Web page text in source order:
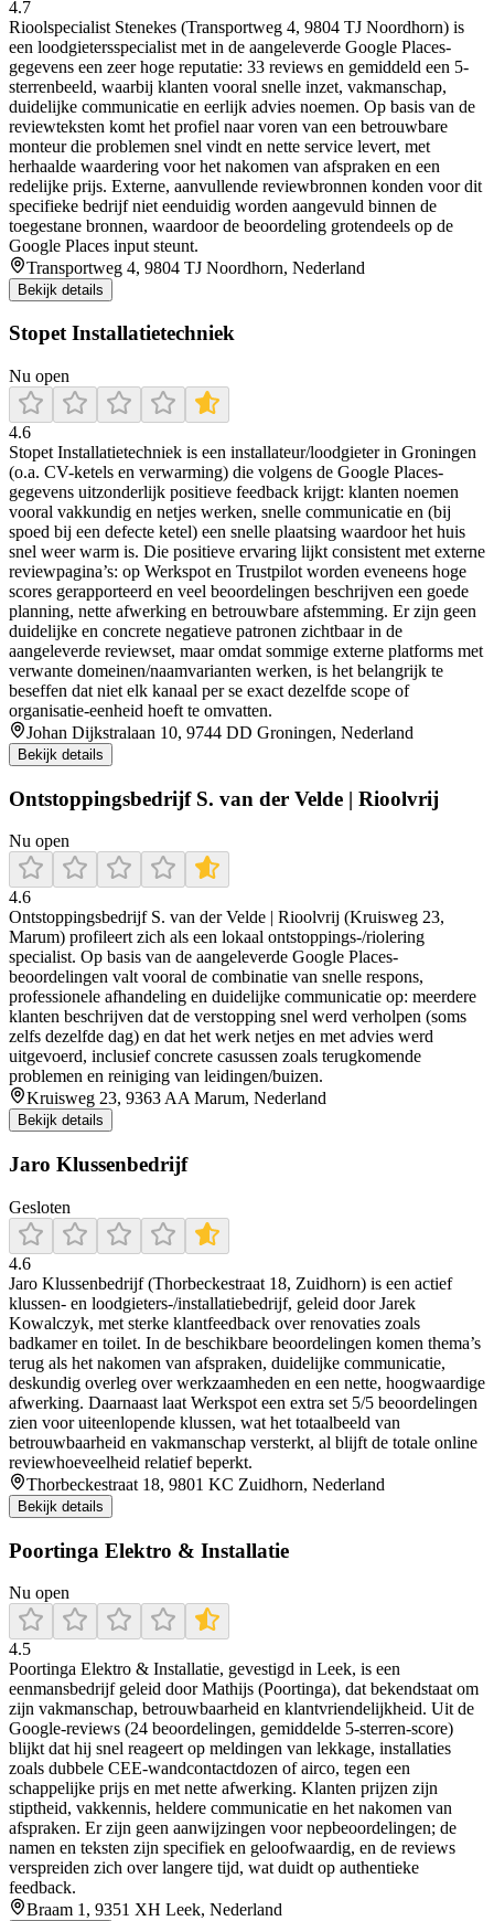
4.7
Rioolspecialist Stenekes (Transportweg 4, 9804 TJ Noordhorn) is
een loodgietersspecialist met in de aangeleverde Google Places-
gegevens een zeer hoge reputatie: 33 reviews en gemiddeld een 5-
sterrenbeeld, waarbij klanten vooral snelle inzet, vakmanschap,
duidelijke communicatie en eerlijk advies noemen. Op basis van de
reviewteksten komt het profiel naar voren van een betrouwbare
monteur die problemen snel vindt en nette service levert, met
herhaalde waardering voor het nakomen van afspraken en een
redelijke prijs. Externe, aanvullende reviewbronnen konden voor dit
specifieke bedrijf niet eenduidig worden aangevuld binnen de
toegestane bronnen, waardoor de beoordeling grotendeels op de
Google Places input steunt.
Transportweg 4, 9804 TJ Noordhorn, Nederland
Bekijk details
Stopet Installatietechniek
Nu open
4.6
Stopet Installatietechniek is een installateur/loodgieter in Groningen
(o.a. CV-ketels en verwarming) die volgens de Google Places-
gegevens uitzonderlijk positieve feedback krijgt: klanten noemen
vooral vakkundig en netjes werken, snelle communicatie en (bij
spoed bij een defecte ketel) een snelle plaatsing waardoor het huis
snel weer warm is. Die positieve ervaring lijkt consistent met externe
reviewpagina’s: op Werkspot en Trustpilot worden eveneens hoge
scores gerapporteerd en veel beoordelingen beschrijven een goede
planning, nette afwerking en betrouwbare afstemming. Er zijn geen
duidelijke en concrete negatieve patronen zichtbaar in de
aangeleverde reviewset, maar omdat sommige externe platforms met
verwante domeinen/naamvarianten werken, is het belangrijk te
beseffen dat niet elk kanaal per se exact dezelfde scope of
organisatie-eenheid hoeft te omvatten.
Johan Dijkstralaan 10, 9744 DD Groningen, Nederland
Bekijk details
Ontstoppingsbedrijf S. van der Velde | Rioolvrij
Nu open
4.6
Ontstoppingsbedrijf S. van der Velde | Rioolvrij (Kruisweg 23,
Marum) profileert zich als een lokaal ontstoppings-/riolering
specialist. Op basis van de aangeleverde Google Places-
beoordelingen valt vooral de combinatie van snelle respons,
professionele afhandeling en duidelijke communicatie op: meerdere
klanten beschrijven dat de verstopping snel werd verholpen (soms
zelfs dezelfde dag) en dat het werk netjes en met advies werd
uitgevoerd, inclusief concrete casussen zoals terugkomende
problemen en reiniging van leidingen/buizen.
Kruisweg 23, 9363 AA Marum, Nederland
Bekijk details
Jaro Klussenbedrijf
Gesloten
4.6
Jaro Klussenbedrijf (Thorbeckestraat 18, Zuidhorn) is een actief
klussen- en loodgieters-/installatiebedrijf, geleid door Jarek
Kowalczyk, met sterke klantfeedback over renovaties zoals
badkamer en toilet. In de beschikbare beoordelingen komen thema’s
terug als het nakomen van afspraken, duidelijke communicatie,
deskundig overleg over werkzaamheden en een nette, hoogwaardige
afwerking. Daarnaast laat Werkspot een extra set 5/5 beoordelingen
zien voor uiteenlopende klussen, wat het totaalbeeld van
betrouwbaarheid en vakmanschap versterkt, al blijft de totale online
reviewhoeveelheid relatief beperkt.
Thorbeckestraat 18, 9801 KC Zuidhorn, Nederland
Bekijk details
Poortinga Elektro & Installatie
Nu open
4.5
Poortinga Elektro & Installatie, gevestigd in Leek, is een
eenmansbedrijf geleid door Mathijs (Poortinga), dat bekendstaat om
zijn vakmanschap, betrouwbaarheid en klantvriendelijkheid. Uit de
Google-reviews (24 beoordelingen, gemiddelde 5-sterren-score)
blijkt dat hij snel reageert op meldingen van lekkage, installaties
zoals dubbele CEE-wandcontactdozen of airco, tegen een
schappelijke prijs en met nette afwerking. Klanten prijzen zijn
stiptheid, vakkennis, heldere communicatie en het nakomen van
afspraken. Er zijn geen aanwijzingen voor nepbeoordelingen; de
namen en teksten zijn specifiek en geloofwaardig, en de reviews
verspreiden zich over langere tijd, wat duidt op authentieke
feedback.
Braam 1, 9351 XH Leek, Nederland